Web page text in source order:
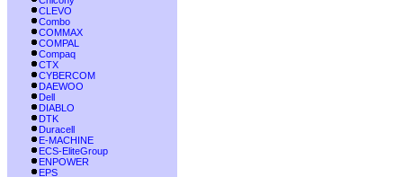
CLEVO
Combo
COMMAX
COMPAL
Compaq
CTX
CYBERCOM
DAEWOO
Dell
DIABLO
DTK
Duracell
E-MACHINE
ECS-EliteGroup
ENPOWER
EPS